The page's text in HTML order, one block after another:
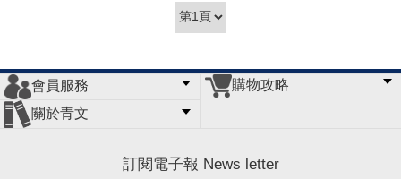
會員服務
會員辦法
客服信箱
隱私條款
網站導覽
購物攻略
關於青文
訂閱電子報 News letter